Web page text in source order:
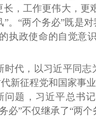
，工作更伟大，
。“两个务必”既是
执政使命的自觉
代，以习近平同
新征程党和国家事
题，习近平总书
必”不仅继承了“两